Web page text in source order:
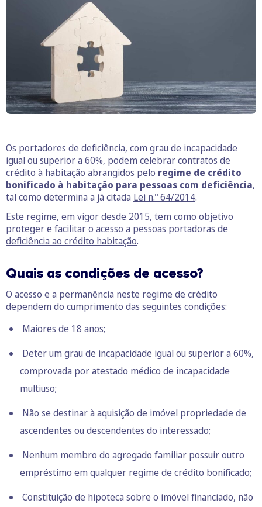
Os portadores de deficiência, com grau de incapacidade
igual ou superior a 60%, podem celebrar contratos de
crédito à habitação abrangidos pelo regime de crédito
bonificado à habitação para pessoas com deficiência,
tal como determina a já citada Lei n.º 64/2014.
Este regime, em vigor desde 2015, tem como objetivo
proteger e facilitar o acesso a pessoas portadoras de
deficiência ao crédito habitação.
Quais as condições de acesso?
O acesso e a permanência neste regime de crédito
dependem do cumprimento das seguintes condições:
Maiores de 18 anos;
Deter um grau de incapacidade igual ou superior a 60%,
comprovada por atestado médico de incapacidade
multiuso;
Não se destinar à aquisição de imóvel propriedade de
ascendentes ou descendentes do interessado;
Nenhum membro do agregado familiar possuir outro
empréstimo em qualquer regime de crédito bonificado;
Constituição de hipoteca sobre o imóvel financiado, não